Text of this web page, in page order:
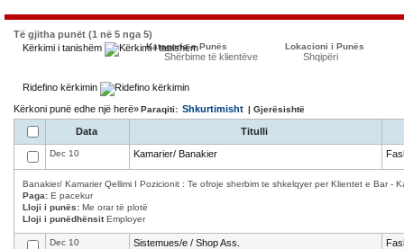
Të gjitha punët (1 në 5 nga 5)
Kërkimi i tanishëm
Kategoria e Punës
Shërbime të klientëve
Lokacioni i Punës
Shqipëri
Ridefino kërkimin
Kërkoni punë edhe një herë»Paraqiti: Shkurtimisht | Gjerësishtë
Data Titulli
Dec 10 Kamarier/ Banakier
Banakier/ Kamarier Qellimi I Pozicionit : Te ofroje sherbim te shkelqyer per Klientet e Bar -
Paga: E pacekur
Lloji i punës: Me orar të plotë
Lloji i punëdhënsitEmployer
Dec 10 Sistemues/e / Shop Ass.